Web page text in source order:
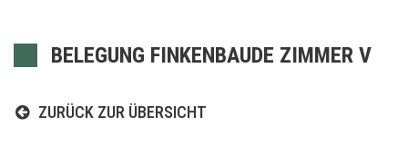
BELEGUNG FINKENBAUDE ZIMMER V
ZURÜCK ZUR ÜBERSICHT